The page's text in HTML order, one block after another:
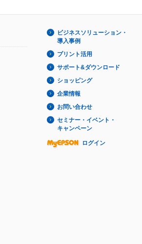
ビジネスソリューション・
導入事例
プリント活用
サポート&ダウンロード
ショッピング
企業情報
お問い合わせ
セミナー・イベント・
キャンペーン
ログイン